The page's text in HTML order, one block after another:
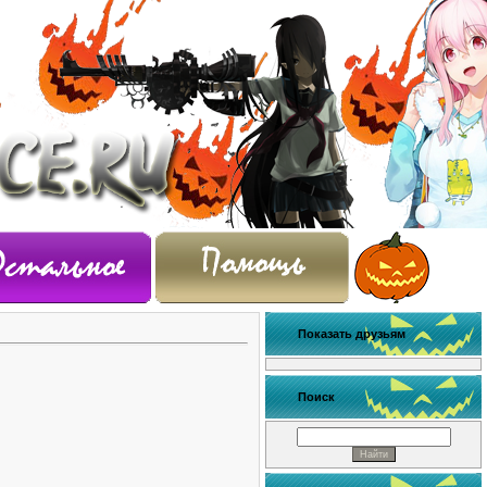
Показать друзьям
Поиск